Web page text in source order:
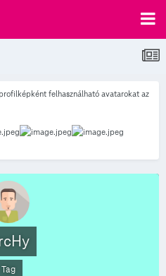
felhasználható avatarokat az
Tag